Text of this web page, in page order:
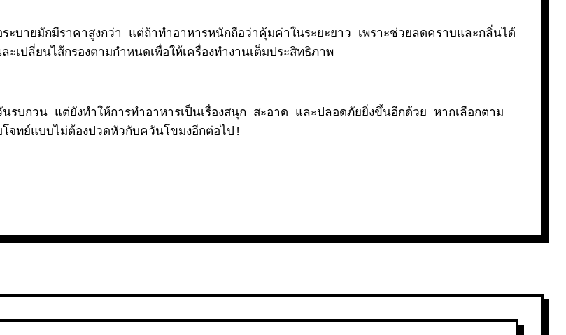
บายมักมีราคาสูงกว่า แต่ถ้าทำอาหารหนักถือว่าคุ้มค่าในระยะยาว เพราะช่วยลดคราบและกลิ่นได้
ปลี่ยนไส้กรองตามกำหนดเพื่อให้เครื่องทำงานเต็มประสิทธิภาพ
รบกวน แต่ยังทำให้การทำอาหารเป็นเรื่องสนุก สะอาด และปลอดภัยยิ่งขึ้นอีกด้วย หากเลือกตาม
ทย์แบบไม่ต้องปวดหัวกับควันโขมงอีกต่อไป!